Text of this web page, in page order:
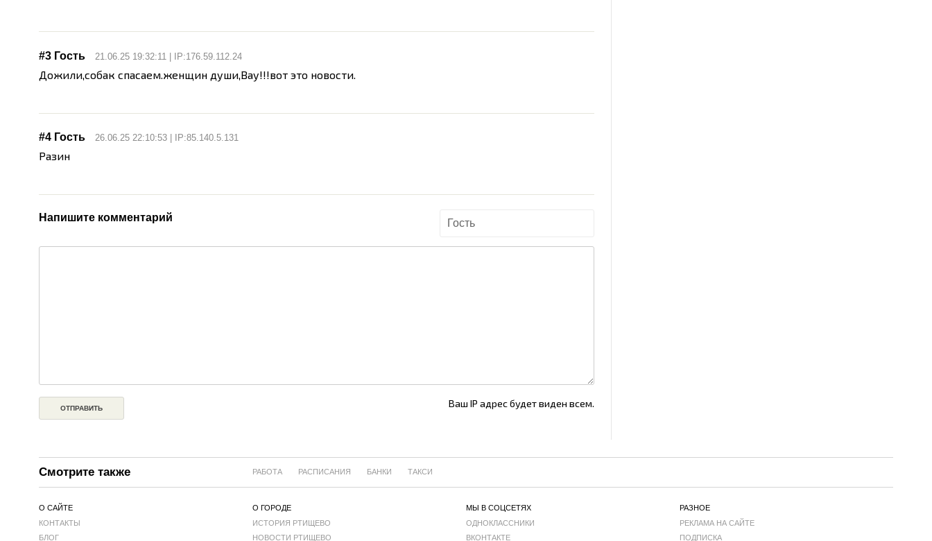
#3 Гость 21.06.25 19:32:11 | IP:176.59.112.24
Дожили,собак спасаем.женщин души,Вау!!!вот это новости.
#4 Гость 26.06.25 22:10:53 | IP:85.140.5.131
Разин
Напишите комментарий
Ваш IP адрес будет виден всем.
Смотрите также РАБОТА РАСПИСАНИЯ БАНКИ ТАКСИ
О САЙТЕ
КОНТАКТЫ
БЛОГ
О ГОРОДЕ
ИСТОРИЯ РТИЩЕВО
НОВОСТИ РТИЩЕВО
МЫ В СОЦСЕТЯХ
ОДНОКЛАССНИКИ
ВКОНТАКТЕ
РАЗНОЕ
РЕКЛАМА НА САЙТЕ
ПОДПИСКА